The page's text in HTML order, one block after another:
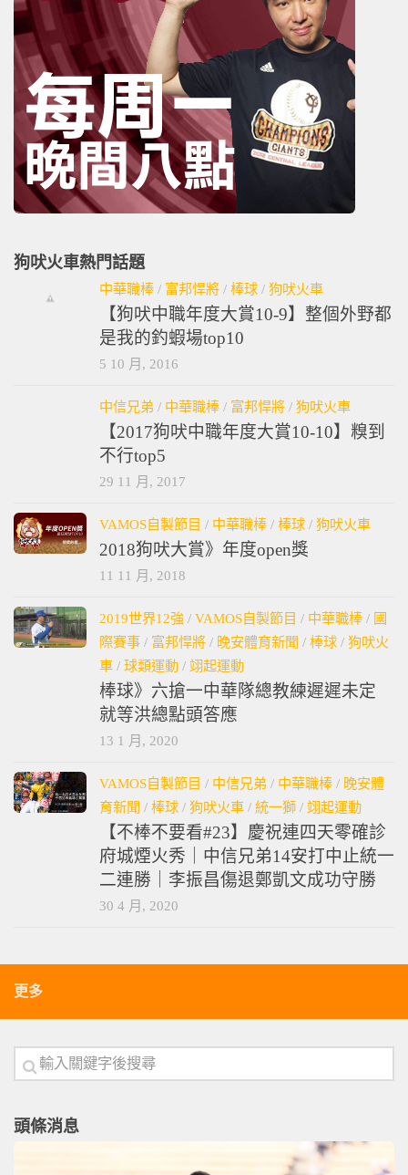
狗吠火車熱門話題
中華職棒 / 富邦悍將 / 棒球 / 狗吠火車
【狗吠中職年度大賞10-9】整個外野都
是我的釣蝦場top10
5 10 月, 2016
中信兄弟 / 中華職棒 / 富邦悍將 / 狗吠火車
【2017狗吠中職年度大賞10-10】糗到
不行top5
29 11 月, 2017
VAMOS自製節目 / 中華職棒 / 棒球 / 狗吠火車
2018狗吠大賞》年度open獎
11 11 月, 2018
2019世界12強 / VAMOS自製節目 / 中華職棒 / 國
際賽事 / 富邦悍將 / 晚安體育新聞 / 棒球 / 狗吠火
車 / 球類運動 / 翊起運動
棒球》六搶一中華隊總教練遲遲未定
就等洪總點頭答應
13 1 月, 2020
VAMOS自製節目 / 中信兄弟 / 中華職棒 / 晚安體
育新聞 / 棒球 / 狗吠火車 / 統一獅 / 翊起運動
【不棒不要看#23】慶祝連四天零確診
府城煙火秀｜中信兄弟14安打中止統一
二連勝｜李振昌傷退鄭凱文成功守勝
30 4 月, 2020
更多
頭條消息